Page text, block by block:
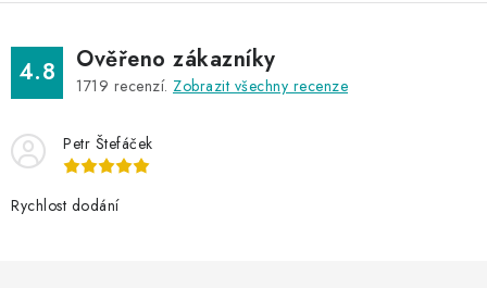
4.8 Ověřeno zákazníky
1719 recenzí. Zobrazit všechny recenze
Petr Štefáček
Rychlost dodání